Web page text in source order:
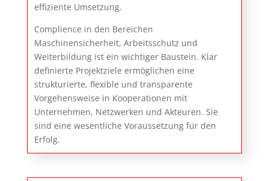
effiziente Umsetzung.
Complience in den Bereichen
Maschinensicherheit, Arbeitsschutz und
Weiterbildung ist ein wichtiger Baustein. Klar
definierte Projektziele ermöglichen eine
strukturierte, flexible und transparente
Vorgehensweise in Kooperationen mit
Unternehmen, Netzwerken und Akteuren. Sie
sind eine wesentliche Voraussetzung für den
Erfolg.